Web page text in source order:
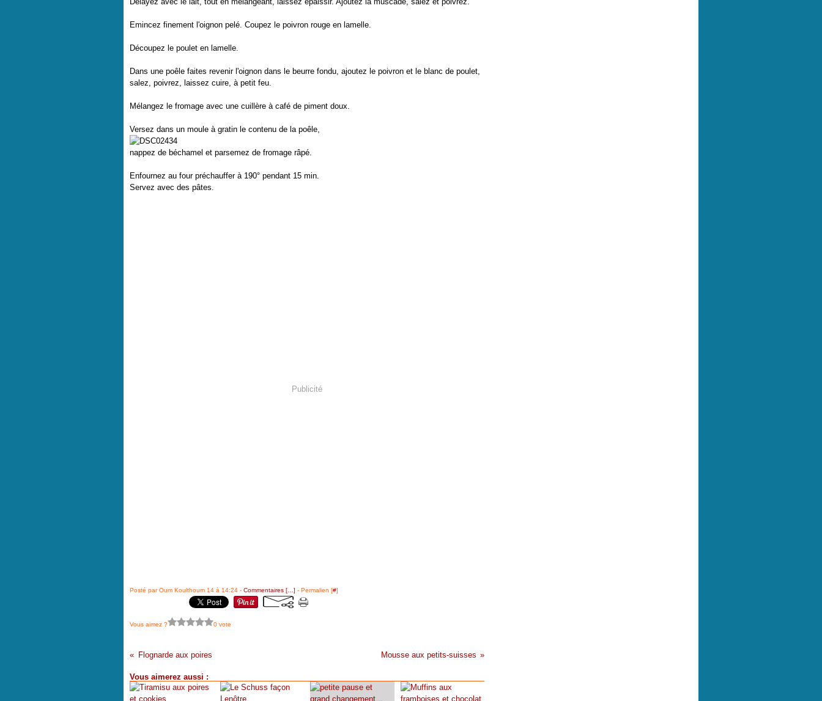
Emincez finement l'oignon pelé. Coupez le poivron rouge en lamelle.
Découpez le poulet en lamelle.
Dans une poêle faites revenir l'oignon dans le beurre fondu, ajoutez le poivron et le blanc de poulet,
salez, poivrez, laissez cuire, à petit feu.
Mélangez le fromage avec une cuillère à café de piment doux.
Versez dans un moule à gratin le contenu de la poêle,
nappez de béchamel et parsemez de fromage râpé.
Enfournez au four préchauffer à 190° pendant 15 min.
Servez avec des pâtes.
Publicité
Posté par Oum Koulthoum 14 à 14:24 - Commentaires [ ] - Permalien [#]
Vous aimez ? 0 vote
Flognarde aux poires Mousse aux petits-suisses
Vous aimerez aussi :